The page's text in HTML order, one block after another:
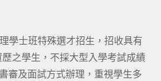
學士班特殊選才招生，招收具有
之學生，不採大型入學考試成績
審及面試方式辦理，重視學生多